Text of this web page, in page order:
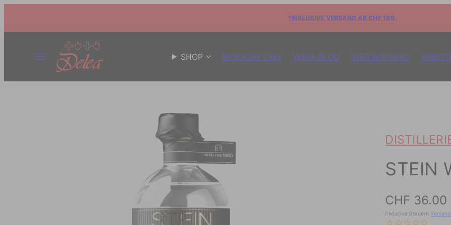
*INKLUSIVE VERSAND AB CHF 199.
SHOP BESUCHE UNS WEIN-BLOG WER WIR SIND
STEIN
Preis
CHF 36.00
Inklusive Steuern Versand